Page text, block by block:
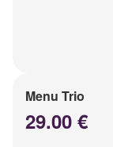
Menu Trio
29.00 €